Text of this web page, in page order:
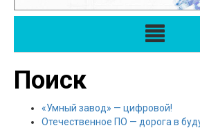
Поиск
«Умный завод» — цифровой!
Отечественное ПО — дорога в